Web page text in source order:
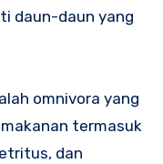
daun-daun yang
omnivora yang
termasuk
dan